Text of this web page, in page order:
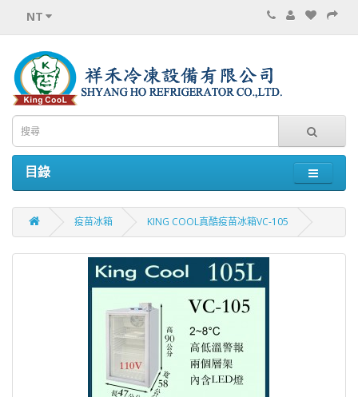
NT
目錄
疫苗冰箱 KING COOL真酷疫苗冰箱VC-105